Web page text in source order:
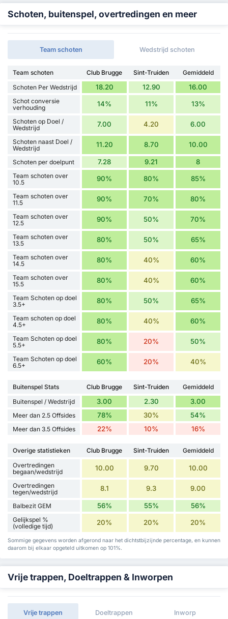
Schoten, buitenspel, overtredingen en meer
Team schoten Wedstrijd schoten
Team schoten Club Brugge Sint-Truiden
Gemiddeld
Schoten Per Wedstrijd
18.20 12.90 16.00
Schot conversie
verhouding
14% 11% 13%
Schoten op Doel /
Wedstrijd
7.00 4.20 6.00
Schoten naast Doel /
Wedstrijd
11.20 8.70 10.00
Schoten per doelpunt 7.28 9.21 8
Team schoten over
10.5
90% 80% 85%
Team schoten over
11.5
90% 70% 80%
Team schoten over
12.5
90% 50% 70%
Team schoten over
13.5
80% 50% 65%
Team schoten over
14.5
80% 40% 60%
Team schoten over
15.5
80% 40% 60%
Team Schoten op doel
3.5+
80% 50% 65%
Team schoten op doel
4.5+
80% 40% 60%
Team Schoten op doel
5.5+
80% 20% 50%
Team Schoten op doel
6.5+
60% 20% 40%
Buitenspel Stats Club Brugge Sint-Truiden
Gemiddeld
Buitenspel / Wedstrijd
3.00 2.30 3.00
Meer dan 2.5 Offsides 78% 30% 54%
Meer dan 3.5 Offsides 22% 10% 16%
Overige statistieken Club Brugge Sint-Truiden
Gemiddeld
Overtredingen
begaan/wedstrijd
10.00 9.70 10.00
Overtredingen
tegen/wedstrijd
8.1 9.3 9.00
Balbezit GEM 56% 55% 56%
Gelijkspel %
(volledige tijd)
20% 20% 20%
Sommige gegevens worden afgerond naar het dichtstbijzijnde percentage, en kunnen
daarom bij elkaar opgeteld uitkomen op 101%.
Vrije trappen, Doeltrappen & Inworpen
Vrije trappen Doeltrappen Inworp